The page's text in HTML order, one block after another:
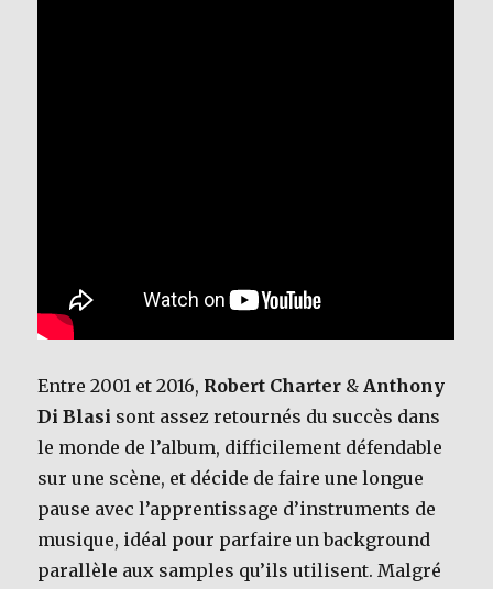
Entre 2001 et 2016, Robert Charter &Anthony
Di Blasi sont assez retournés du succès dans
le monde de l’album, difficilement défendable
sur une scène, et décide de faire une longue
pause avec l’apprentissage d’instruments de
musique, idéal pour parfaire un background
parallèle aux samples qu’ils utilisent. Malgré